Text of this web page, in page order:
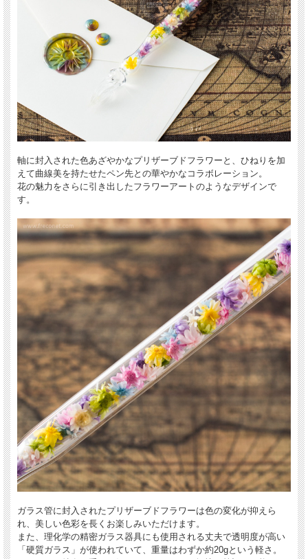
軸に封入された色あざやかなプリザーブドフラワーと、ひねりを加
えて曲線美を持たせたペン先との華やかなコラボレーション。
花の魅力をさらに引き出したフラワーアートのようなデザインで
す。
ガラス管に封入されたプリザーブドフラワーは色の変化が抑えら
れ、美しい色彩を長くお楽しみいただけます。
また、理化学の精密ガラス器具にも使用される丈夫で透明度が高い
「硬質ガラス」が使われていて、重量はわずか約20gという軽さ。